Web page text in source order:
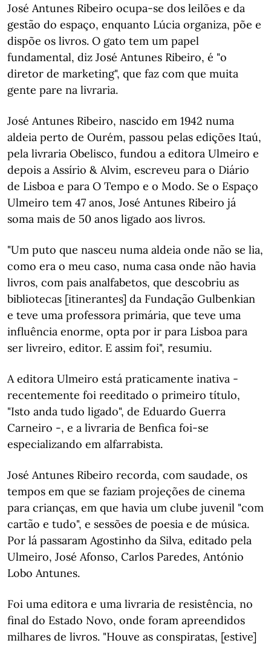
José Antunes Ribeiro ocupa-se dos leilões e da
gestão do espaço, enquanto Lúcia organiza, põe e
dispõe os livros. O gato tem um papel
fundamental, diz José Antunes Ribeiro, é "o
diretor de marketing", que faz com que muita
gente pare na livraria.
José Antunes Ribeiro, nascido em 1942 numa
aldeia perto de Ourém, passou pelas edições Itaú,
pela livraria Obelisco, fundou a editora Ulmeiro e
depois a Assírio & Alvim, escreveu para o Diário
de Lisboa e para O Tempo e o Modo. Se o Espaço
Ulmeiro tem 47 anos, José Antunes Ribeiro já
soma mais de 50 anos ligado aos livros.
"Um puto que nasceu numa aldeia onde não se lia,
como era o meu caso, numa casa onde não havia
livros, com pais analfabetos, que descobriu as
bibliotecas [itinerantes] da Fundação Gulbenkian
e teve uma professora primária, que teve uma
influência enorme, opta por ir para Lisboa para
ser livreiro, editor. E assim foi", resumiu.
A editora Ulmeiro está praticamente inativa -
recentemente foi reeditado o primeiro título,
"Isto anda tudo ligado", de Eduardo Guerra
Carneiro -, e a livraria de Benfica foi-se
especializando em alfarrabista.
José Antunes Ribeiro recorda, com saudade, os
tempos em que se faziam projeções de cinema
para crianças, em que havia um clube juvenil "com
cartão e tudo", e sessões de poesia e de música.
Por lá passaram Agostinho da Silva, editado pela
Ulmeiro, José Afonso, Carlos Paredes, António
Lobo Antunes.
Foi uma editora e uma livraria de resistência, no
final do Estado Novo, onde foram apreendidos
milhares de livros. "Houve as conspiratas, [estive]